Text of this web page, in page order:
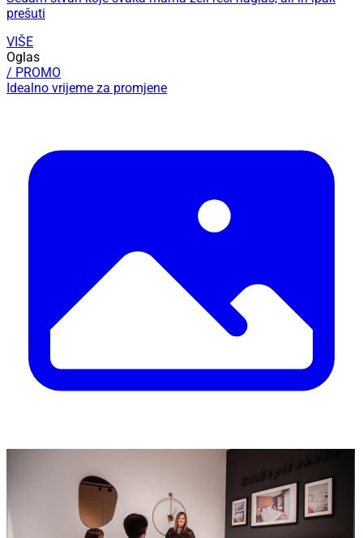
prešuti
VIŠE
Oglas
/ PROMO
Idealno vrijeme za promjene